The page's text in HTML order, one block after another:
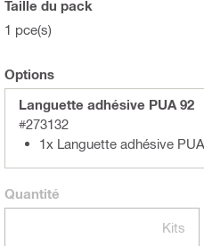
Taille du pack
1 pce(s)
Options
Languette adhésive PUA 92
#273132
1x Languette adhésive
Quantité
Kits